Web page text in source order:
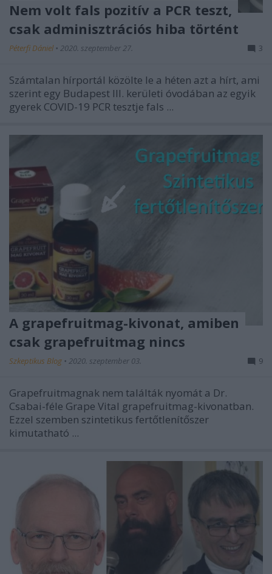
Nem volt fals pozitív a PCR teszt,
csak adminisztrációs hiba történt
Péterfi Dániel • 2020. szeptember 27. 3
Számtalan hírportál közölte le a héten azt a hírt, ami
szerint egy Budapest III. kerületi óvodában az egyik
gyerek COVID-19 PCR tesztje fals ...
A grapefruitmag-kivonat, amiben
csak grapefruitmag nincs
Szkeptikus Blog • 2020. szeptember 03. 9
Grapefruitmagnak nem találták nyomát a Dr.
Csabai-féle Grape Vital grapefruitmag-kivonatban.
Ezzel szemben szintetikus fertőtlenítőszer
kimutatható ...